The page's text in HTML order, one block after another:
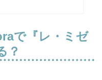
で『レ・ミゼ
？